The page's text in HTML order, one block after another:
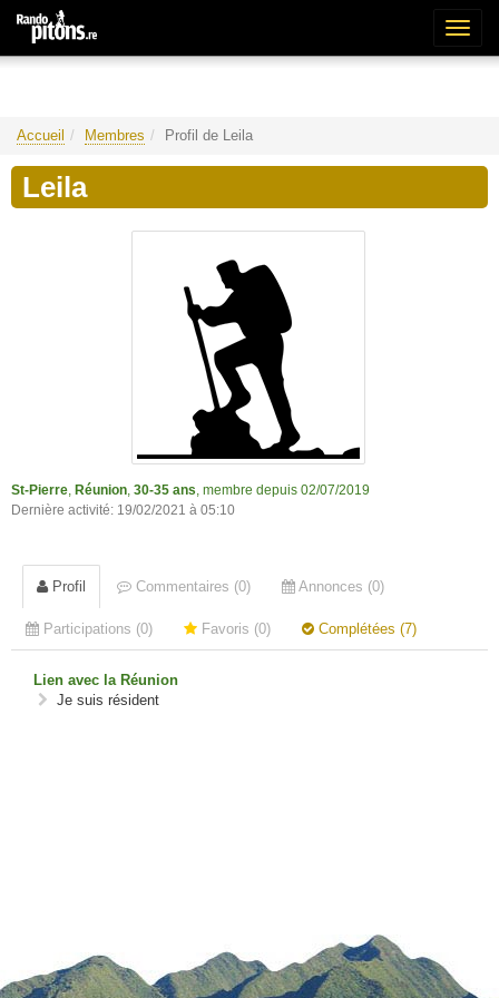
Accueil Membres Profil de Leila
Leila
St-Pierre Réunion 30-35 ans , membre depuis 02/07/2019
Dernière activité: 19/02/2021 à 05:10
Profil Commentaires (0) Annonces (0)
Participations (0) Favoris (0) Complétées (7)
Lien avec la Réunion
Je suis résident